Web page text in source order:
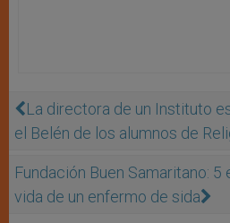
La directora de un Instituto
el Belén de los alumnos de
Fundación Buen Samaritano:
vida de un enfermo de sida